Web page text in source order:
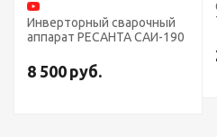
Инверторный сварочный
аппарат РЕСАНТА САИ-190
8 500 руб.